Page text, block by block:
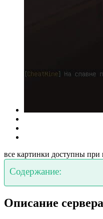
все картинки доступны
Содержание:
Описание